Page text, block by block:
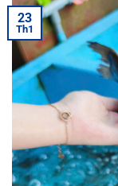
23
Th1